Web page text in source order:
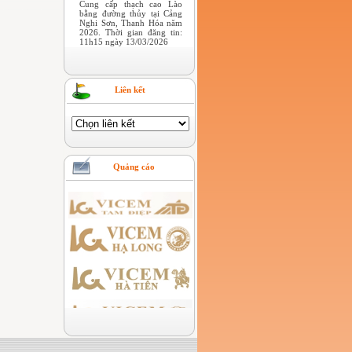
Cung cấp thạch cao Lào
bằng đường thủy tại Cảng
Nghi Sơn, Thanh Hóa năm
2026. Thời gian đăng tin:
11h15 ngày 13/03/2026
Liên kết
Quảng cáo